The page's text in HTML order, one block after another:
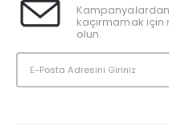
kaçırmamak
olun.